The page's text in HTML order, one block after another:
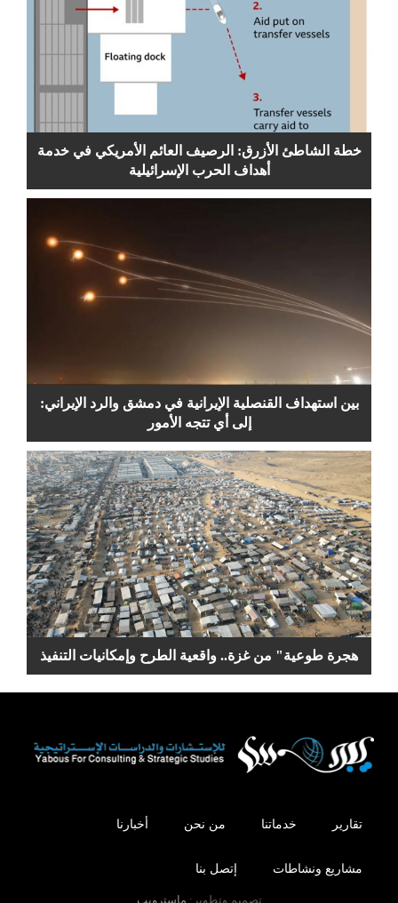
خطة الشاطئ الأزرق: الرصيف العائم الأمريكي في خدمة
أهداف الحرب الإسرائيلية
بين استهداف القنصلية الإيرانية في دمشق والرد الإيراني:
إلى أي تتجه الأمور
هجرة طوعية" من غزة.. واقعية الطرح وإمكانيات التنفيذ
تقارير خدماتنا من نحن أخبارنا
مشاريع ونشاطات إتصل بنا
تصميم وتطوير: ماسترويب